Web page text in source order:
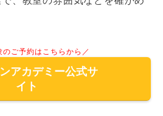
のご予約はこちらから／
アカデミー公式サ
イト